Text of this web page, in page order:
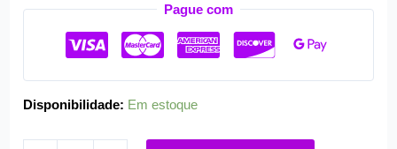
Pague com
Disponibilidade: Em estoque